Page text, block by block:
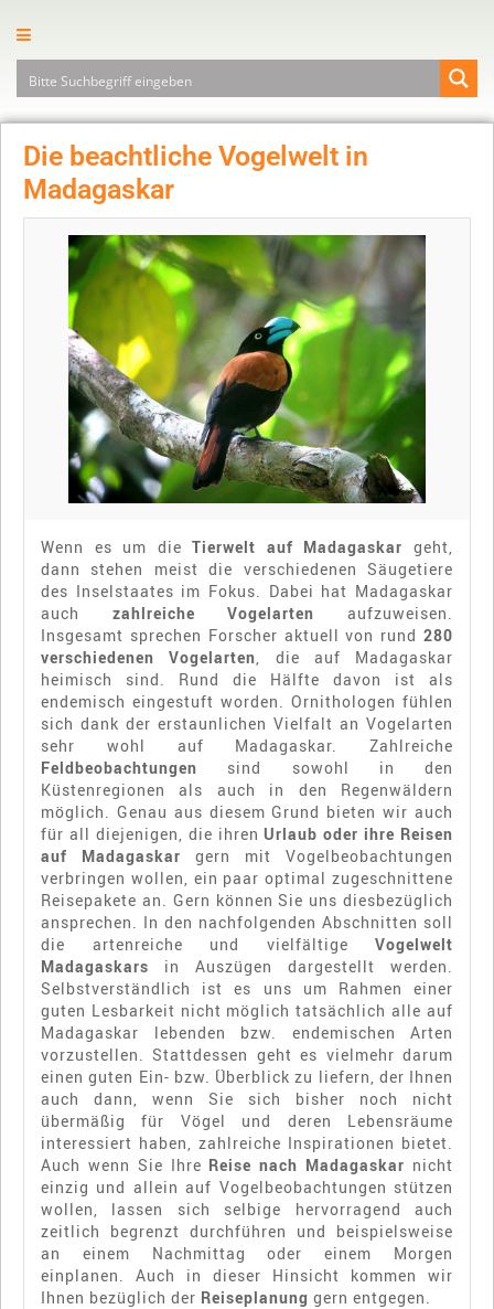
Die beachtliche Vogelwelt in
Madagaskar
Wenn es um dieTierwelt auf Madagaskar geht,
dann stehen meist die verschiedenen Säugetiere
des Inselstaates im Fokus. Dabei hat Madagaskar
auch zahlreiche Vogelarten aufzuweisen.
Insgesamt sprechen Forscher aktuell von rund 280
verschiedenen Vogelarten , die auf Madagaskar
heimisch sind. Rund die Hälfte davon ist als
endemisch eingestuft worden. Ornithologen fühlen
sich dank der erstaunlichen Vielfalt an Vogelarten
sehr wohl auf Madagaskar. Zahlreiche
Feldbeobachtungen sind sowohl in den
Küstenregionen als auch in den Regenwäldern
möglich. Genau aus diesem Grund bieten wir auch
für all diejenigen, die ihrenUrlaub oder ihre Reisen
auf Madagaskar gern mit Vogelbeobachtungen
verbringen wollen, ein paar optimal zugeschnittene
Reisepakete an. Gern können Sie uns diesbezüglich
ansprechen. In den nachfolgenden Abschnitten soll
die artenreiche und vielfältige Vogelwelt
Madagaskars in Auszügen dargestellt werden.
Selbstverständlich ist es uns um Rahmen einer
guten Lesbarkeit nicht möglich tatsächlich alle auf
Madagaskar lebenden bzw. endemischen Arten
vorzustellen. Stattdessen geht es vielmehr darum
einen guten Ein- bzw. Überblick zu liefern, der Ihnen
auch dann, wenn Sie sich bisher noch nicht
übermäßig für Vögel und deren Lebensräume
interessiert haben, zahlreiche Inspirationen bietet.
Auch wenn Sie Ihre Reise nach Madagaskar nicht
einzig und allein auf Vogelbeobachtungen stützen
wollen, lassen sich selbige hervorragend auch
zeitlich begrenzt durchführen und beispielsweise
an einem Nachmittag oder einem Morgen
einplanen. Auch in dieser Hinsicht kommen wir
Ihnen bezüglich der Reiseplanung gern entgegen.